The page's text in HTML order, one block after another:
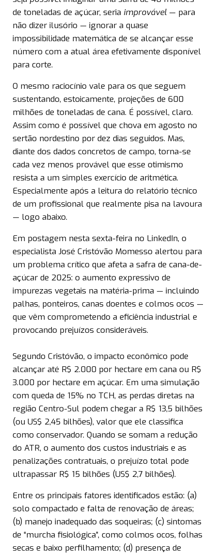
de toneladas de açúcar, seria improvável — para
não dizer ilusório — ignorar a quase
impossibilidade matemática de se alcançar esse
número com a atual área efetivamente disponível
para corte.
O mesmo raciocínio vale para os que seguem
sustentando, estoicamente, projeções de 600
milhões de toneladas de cana. É possível, claro.
Assim como é possível que chova em agosto no
sertão nordestino por dez dias seguidos. Mas,
diante dos dados concretos de campo, torna-se
cada vez menos provável que esse otimismo
resista a um simples exercício de aritmética.
Especialmente após a leitura do relatório técnico
de um profissional que realmente pisa na lavoura
— logo abaixo.
Em postagem nesta sexta-feira no LinkedIn, o
especialista José Cristóvão Momesso alertou para
um problema crítico que afeta a safra de cana-de-
açúcar de 2025: o aumento expressivo de
impurezas vegetais na matéria-prima — incluindo
palhas, ponteiros, canas doentes e colmos ocos —
que vêm comprometendo a eficiência industrial e
provocando prejuízos consideráveis.
Segundo Cristóvão, o impacto econômico pode
alcançar até R$ 2.000 por hectare em cana ou R$
3.000 por hectare em açúcar. Em uma simulação
com queda de 15% no TCH, as perdas diretas na
região Centro-Sul podem chegar a R$ 13,5 bilhões
(ou US$ 2,45 bilhões), valor que ele classifica
como conservador. Quando se somam a redução
do ATR, o aumento dos custos industriais e as
penalizações contratuais, o prejuízo total pode
ultrapassar R$ 15 bilhões (US$ 2,7 bilhões).
Entre os principais fatores identificados estão: (a)
solo compactado e falta de renovação de áreas;
(b) manejo inadequado das soqueiras; (c) sintomas
de “murcha fisiológica”, como colmos ocos, folhas
secas e baixo perfilhamento; (d) presença de